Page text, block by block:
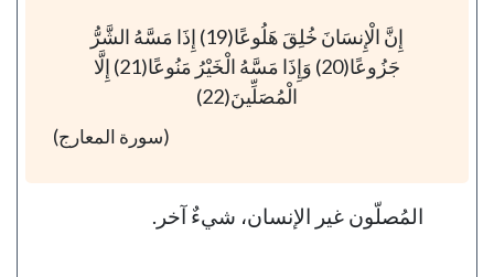
إِنَّ الْإِنسَانَ خُلِقَ هَلُوعًا(19) إِذَا مَسَّهُ الشَّرُّ
جَزُوعًا(20) وَإِذَا مَسَّهُ الْخَيْرُ مَنُوعًا(21) إِلَّا
الْمُصَلِّينَ(22)
(سورة المعارج)
المُصلّون غير الإنسان، شيءٌ آخر.